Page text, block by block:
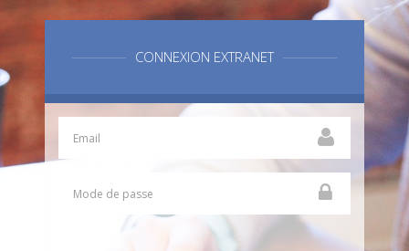
CONNEXION EXTRANET